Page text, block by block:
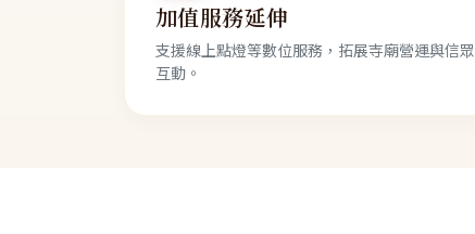
加值服務延伸
支援線上點燈等數位服務，拓展寺廟營運與信眾
互動。